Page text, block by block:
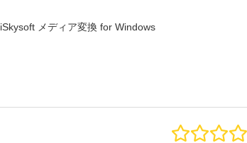
iSkysoft メディア変換 for Windows